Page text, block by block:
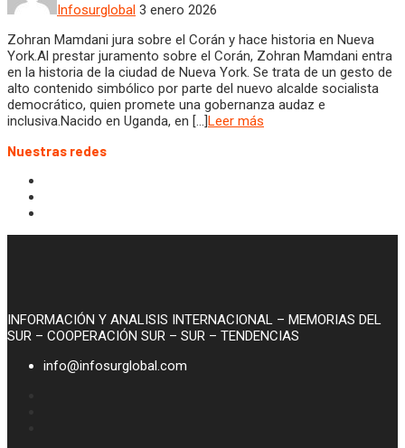
Infosurglobal 3 enero 2026
Zohran Mamdani jura sobre el Corán y hace historia en Nueva
York.Al prestar juramento sobre el Corán, Zohran Mamdani entra
en la historia de la ciudad de Nueva York. Se trata de un gesto de
alto contenido simbólico por parte del nuevo alcalde socialista
democrático, quien promete una gobernanza audaz e
inclusiva.Nacido en Uganda, en […]Leer más
Nuestras redes
INFORMACIÓN Y ANALISIS INTERNACIONAL – MEMORIAS DEL
SUR – COOPERACIÓN SUR – SUR – TENDENCIAS
info@infosurglobal.com